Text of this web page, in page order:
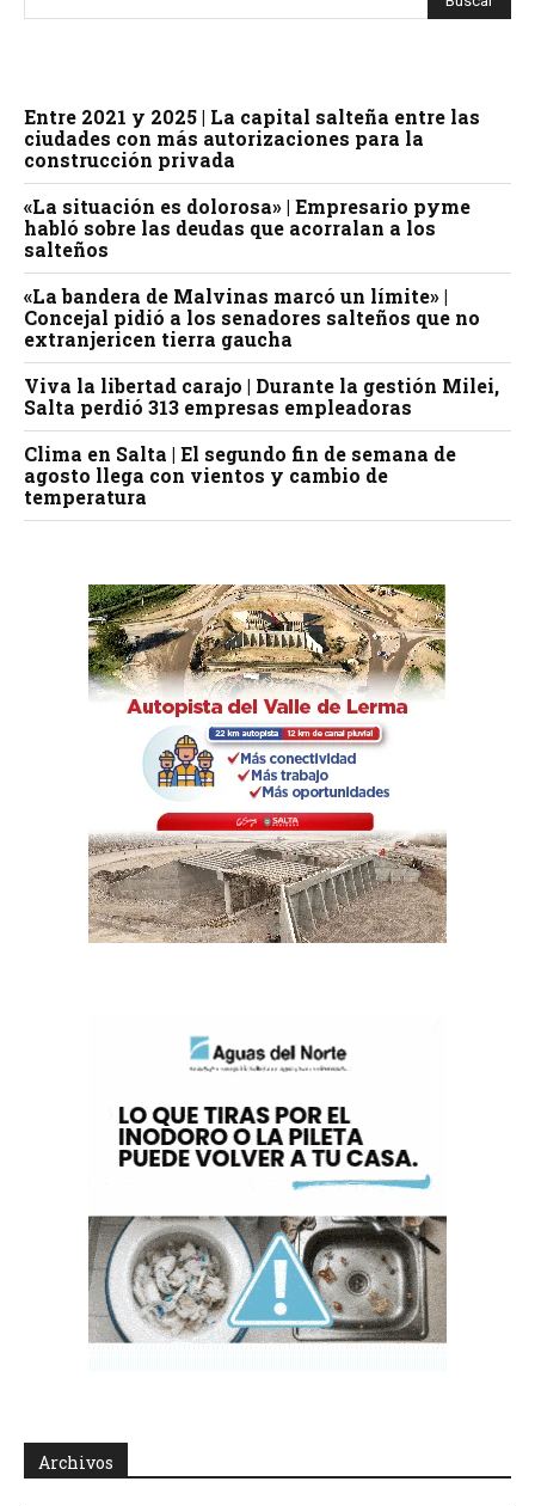
Entre 2021 y 2025 | La capital salteña entre las
ciudades con más autorizaciones para la
construcción privada
«La situación es dolorosa» | Empresario pyme
habló sobre las deudas que acorralan a los
salteños
«La bandera de Malvinas marcó un límite» |
Concejal pidió a los senadores salteños que no
extranjericen tierra gaucha
Viva la libertad carajo | Durante la gestión Milei,
Salta perdió 313 empresas empleadoras
Clima en Salta | El segundo fin de semana de
agosto llega con vientos y cambio de
temperatura
Archivos